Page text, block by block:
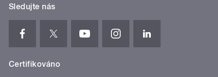
Sledujte nás
Certifikováno